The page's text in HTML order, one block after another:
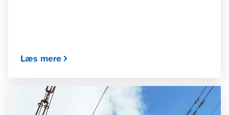
Læs mere